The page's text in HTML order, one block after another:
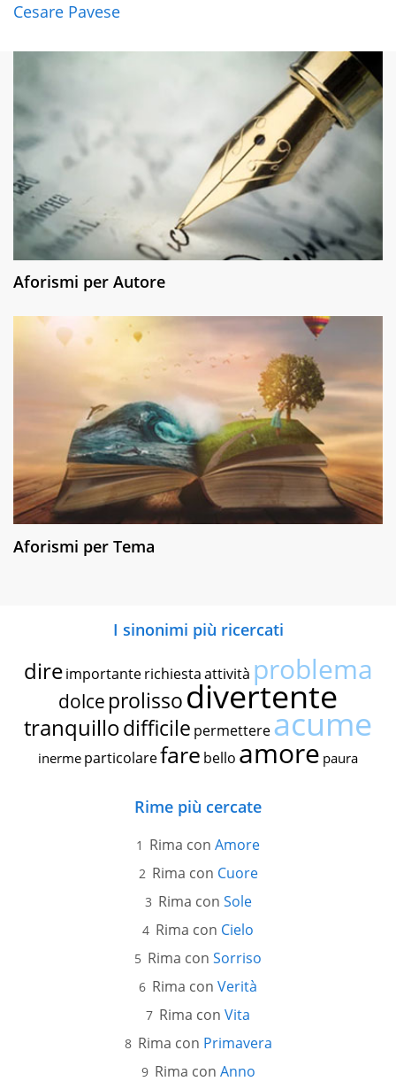
Cesare Pavese
Aforismi per Autore
Aforismi per Tema
I sinonimi più ricercati
dire importante richiestaattività problema
dolce prolissodivertente
tranquillodifficile permettereacume
inerme particolarefare bello amore paura
Rime più cercate
Rima con Amore
Rima con Cuore
Rima con Sole
Rima con Cielo
Rima con Sorriso
Rima con Verità
Rima con Vita
Rima con Primavera
Rima con Anno